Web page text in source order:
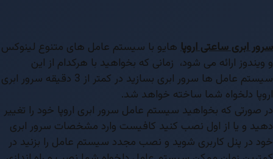
سرور ابری ساعتی اروپا هایو با سیستم عامل های متنوع لینوکس
و ویندوز ارائه می شود، زمانی که بخواهید با هرکدام از این
سیستم عامل ها سرور ابری بسازید در کمتر از 3 دقیقه سرور ابری
اروپا دلخواه شما ساخته خواهد شد.
در صورتی که بخواهید سیستم عامل سرور ابری اروپا خود را تغییر
دهید و یا از اول نصب کنید کافیست وارد مشخصات سرور ابری
خود در پنل کاربری شوید و نصب مجدد سیستم عامل را بزنید در